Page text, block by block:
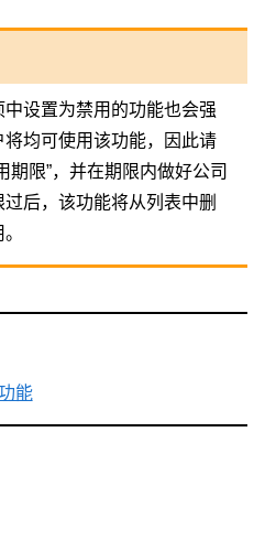
设置为禁用的功能也会强
均可使用该功能，因此请
期限”，并在期限内做好公司
后，该功能将从列表中删
能